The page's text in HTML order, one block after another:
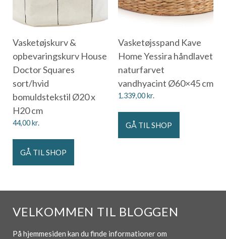
Vasketøjskurv &
opbevaringskurv House
Doctor Squares
sort/hvid
bomuldstekstil Ø20 x
H20 cm
44,00kr.
GÅ TIL SHOP
Vasketøjsspand Kave
Home Yessira håndlavet
naturfarvet
vandhyacint Ø60×45 cm
1.339,00kr.
GÅ TIL SHOP
VELKOMMEN TIL BLOGGEN
På hjemmesiden kan du finde informationer om